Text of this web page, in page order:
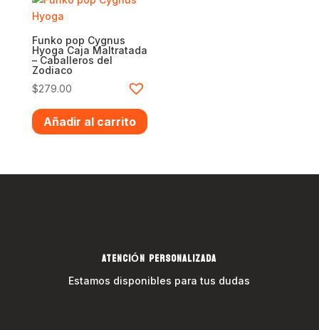
Funko pop Cygnus
Hyoga Caja Maltratada
– Caballeros del
Zodiaco
$279.00
Añadir al carrito
ATENCIÓN PERSONALIZADA
Estamos disponibles para tus dudas